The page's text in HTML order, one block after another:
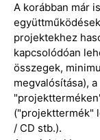
A korábban már
projektekhez
kapcsolódóan
összegek,
megvalósítása),
("projekttermék"
/ CD stb.).